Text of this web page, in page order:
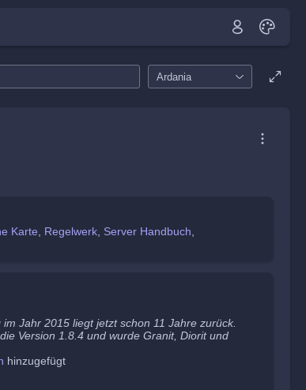
Ardania
Karte Regelwerk Server Handbuch
Jahr 2015 liegt jetzt schon 11 Jahre zurück.
Version 1.8.4 und wurde Granit, Diorit und
hinzugefügt